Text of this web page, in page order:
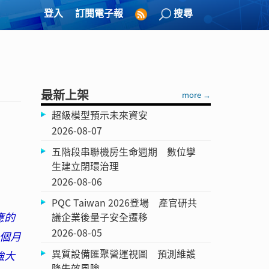
登入 訂閱電子報 搜尋
的
月
大
最新上架 more →
超級模型預示未來資安
2026-08-07
五階段串聯機房生命週期 數位孿
生建立閉環治理
2026-08-06
PQC Taiwan 2026登場 產官研共
議企業後量子安全遷移
2026-08-05
異質設備匯聚營運視圖 預測維護